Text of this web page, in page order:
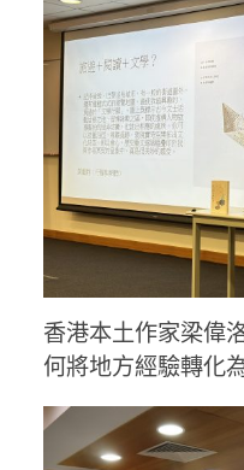
香港本土作家梁偉
何將地方經驗轉化